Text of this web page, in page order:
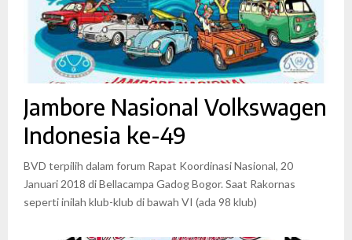
Jambore Nasional Volkswagen
Indonesia ke-49
BVD terpilih dalam forum Rapat Koordinasi Nasional, 20
Januari 2018 di Bellacampa Gadog Bogor. Saat Rakornas
seperti inilah klub-klub di bawah VI (ada 98 klub)